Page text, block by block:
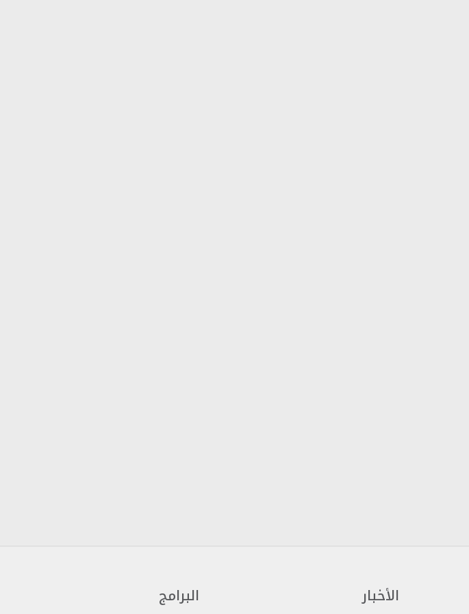
الأخبار البرامج